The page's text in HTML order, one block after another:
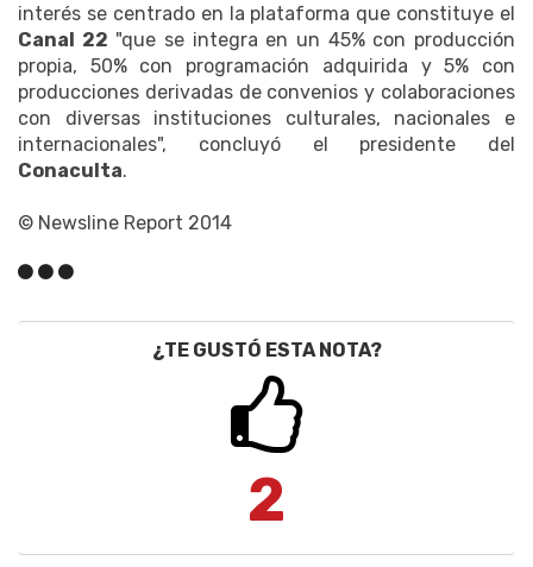
interés se centrado en la plataforma que constituye el
Canal 22 "que se integra en un 45% con producción
propia, 50% con programación adquirida y 5% con
producciones derivadas de convenios y colaboraciones
con diversas instituciones culturales, nacionales e
internacionales", concluyó el presidente del
Conaculta.
© Newsline Report 2014
¿TE GUSTÓ ESTA NOTA?
2